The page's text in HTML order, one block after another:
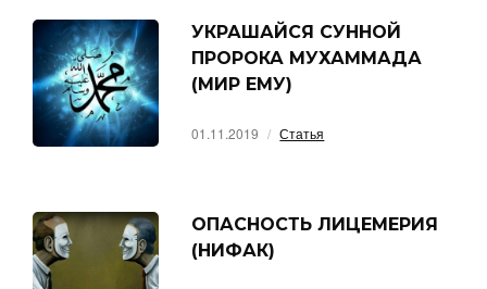
УКРАШАЙСЯ СУННОЙ
ПРОРОКА МУХАММАДА
(МИР ЕМУ)
01.11.2019 Статья
ОПАСНОСТЬ ЛИЦЕМЕРИЯ
(НИФАК)